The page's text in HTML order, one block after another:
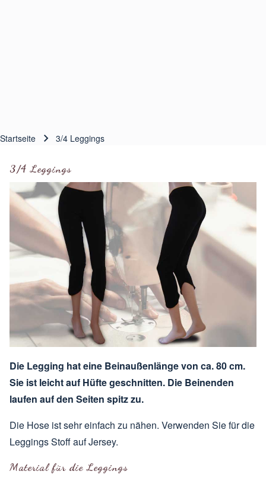
Startseite 3/4 Leggings
3/4 Leggings
Die Legging hat eine Beinaußenlänge von ca. 80 cm.
Sie ist leicht auf Hüfte geschnitten. Die Beinenden
laufen auf den Seiten spitz zu.
Die Hose ist sehr einfach zu nähen. Verwenden Sie für die
Leggings Stoff auf Jersey.
Material für die Leggings